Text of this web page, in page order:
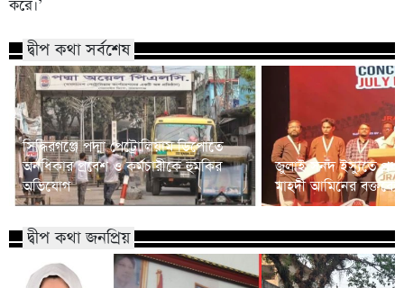
করে।’
দ্বীপ কথা সর্বশেষ
সিদ্ধিরগঞ্জে পদ্মা পেট্রোলিয়াম ডিপোতে
অনধিকার প্রবেশ ও কর্মচারীকে হুমকির
অভিযোগ
জুলাই সনদ ইস্যুতে
মাহদী আমিনের
দ্বীপ কথা জনপ্রিয়